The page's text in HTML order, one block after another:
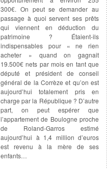
300€. On peut se demander au
passage à quoi servent ses prêts
qui viennent en déduction du
patrimoine ? Étaient-ils
indispensables pour « ne rien
acheter » quand on gagnait
19.500€ nets par mois en tant que
député et président de conseil
général de la Corrèze et qu’on est
aujourd’hui totalement pris en
charge par la République ? D’autre
part, on peut espérer que
l’appartement de Boulogne proche
de Roland-Garros estimé
aujourd’hui à 1,4 million d’euros
est revenu à la mère de ses
enfants…